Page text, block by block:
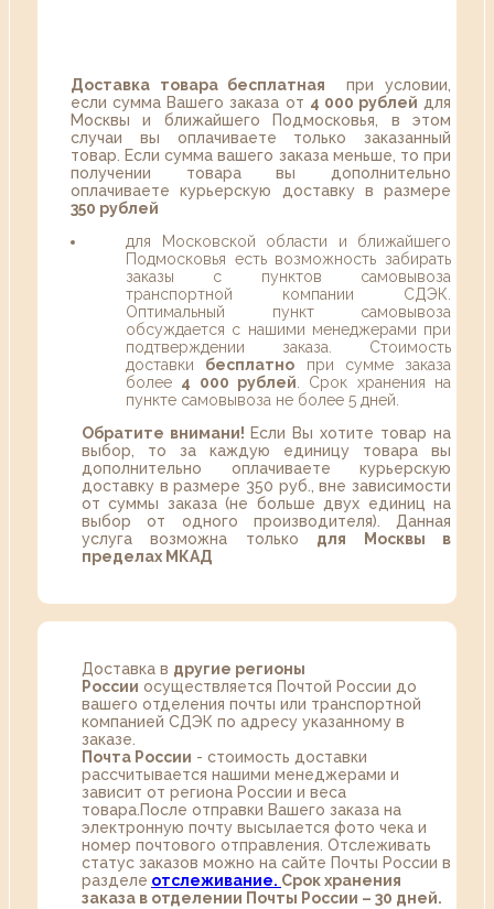
Доставка товара бесплатная при условии,
если сумма Вашего заказа от 4 000 рублей для
Москвы и ближайшего Подмосковья, в этом
случаи вы оплачиваете только заказанный
товар. Если сумма вашего заказа меньше, то при
получении товара вы дополнительно
оплачиваете курьерскую доставку в размере
350 рублей
для Московской области и ближайшего
Подмосковья есть возможность забирать
заказы с пунктов самовывоза
транспортной компании СДЭК.
Оптимальный пункт самовывоза
обсуждается с нашими менеджерами при
подтверждении заказа. Стоимость
доставки бесплатно при сумме заказа
более 4 000 рублей . Срок хранения на
пункте самовывоза не более 5 дней.
Обратите внимани! Если Вы хотите товар на
выбор, то за каждую единицу товара вы
дополнительно оплачиваете курьерскую
доставку в размере 350 руб., вне зависимости
от суммы заказа (не больше двух единиц на
выбор от одного производителя). Данная
услуга возможна только для Москвы в
пределах МКАД
Доставка в другие регионы
России осуществляется Почтой России до
вашего отделения почты или транспортной
компанией СДЭК по адресу указанному в
заказе.
Почта России - стоимость доставки
рассчитывается нашими менеджерами и
зависит от региона России и веса
товара.После отправки Вашего заказа на
электронную почту высылается фото чека и
номер почтового отправления. Отслеживать
статус заказов можно на сайте Почты России в
разделе oтслеживание. Срок хранения
заказа в отделении Почты России – 30 дней.